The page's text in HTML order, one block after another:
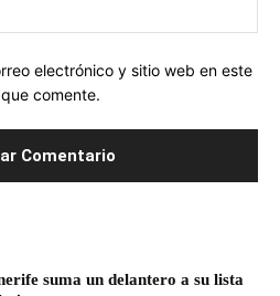
electrónico y sitio web en este
comente.
suma un delantero a su lista